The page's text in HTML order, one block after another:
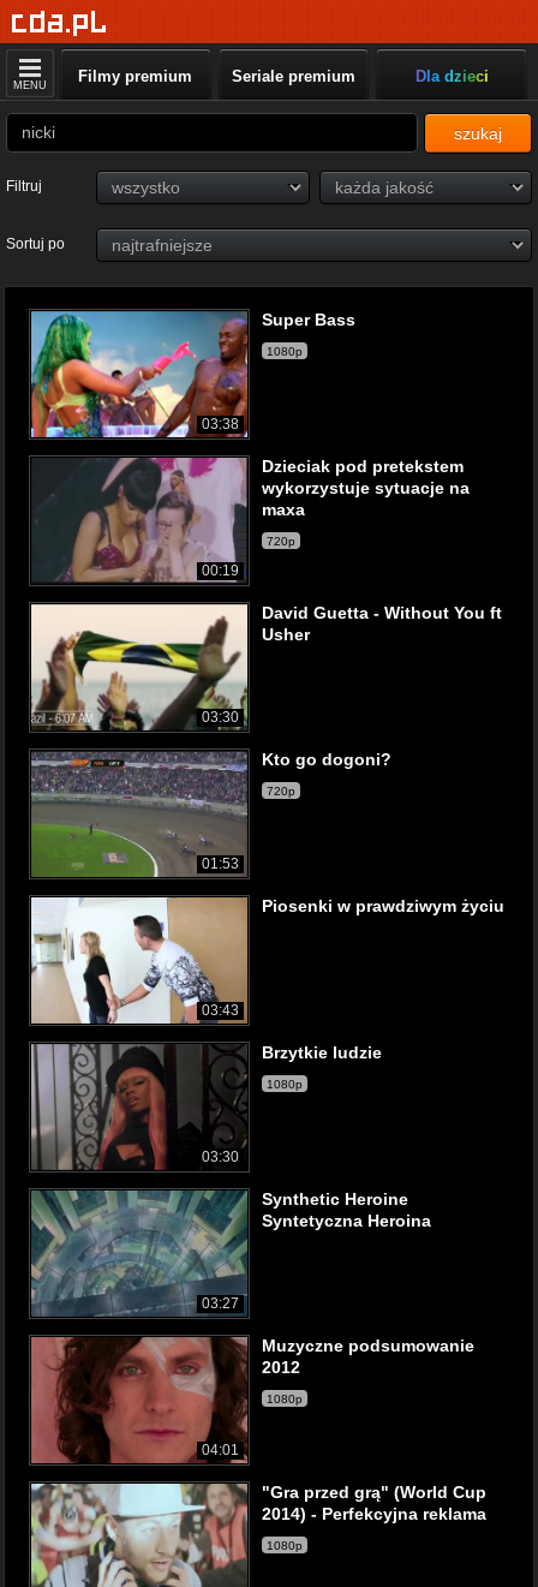
MENU Filmy premium Seriale premium Dla dzieci
szukaj
Filtruj
Sortuj po
03:38
Super Bass
1080p
00:19
Dzieciak pod pretekstem
wykorzystuje sytuacje na
maxa
720p
03:30
David Guetta - Without You ft
Usher
01:53
Kto go dogoni?
720p
03:43
Piosenki w prawdziwym życiu
03:30
Brzytkie ludzie
1080p
03:27
Synthetic Heroine
Syntetyczna Heroina
04:01
Muzyczne podsumowanie
2012
1080p
"Gra przed grą" (World Cup
2014) - Perfekcyjna reklama
1080p